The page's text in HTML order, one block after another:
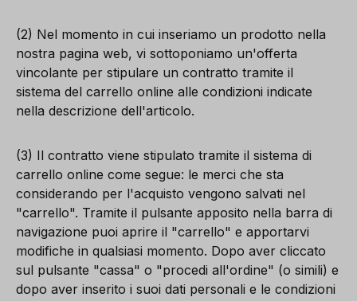
(2) Nel momento in cui inseriamo un prodotto nella
nostra pagina web, vi sottoponiamo un'offerta
vincolante per stipulare un contratto tramite il
sistema del carrello online alle condizioni indicate
nella descrizione dell'articolo.
(3) Il contratto viene stipulato tramite il sistema di
carrello online come segue: le merci che sta
considerando per l'acquisto vengono salvati nel
"carrello". Tramite il pulsante apposito nella barra di
navigazione puoi aprire il "carrello" e apportarvi
modifiche in qualsiasi momento. Dopo aver cliccato
sul pulsante "cassa" o "procedi all'ordine" (o simili) e
dopo aver inserito i suoi dati personali e le condizioni